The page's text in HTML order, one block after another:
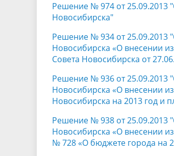
Решение № 974 от 25.09.2013
Новосибирска"
Решение № 934 от 25.09.2013
Новосибирска «О внесении
Совета Новосибирска от
Решение № 936 от 25.09.2013
Новосибирска «О внесении
Новосибирска на 2013 год и
Решение № 938 от 25.09.2013
Новосибирска «О внесении
№ 728 «О бюджете города на